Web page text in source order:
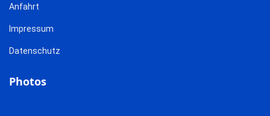
Anfahrt
Impressum
Datenschutz
Photos